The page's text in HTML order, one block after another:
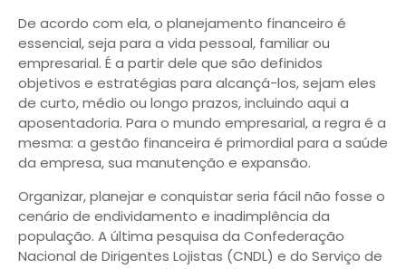
De acordo com ela, o planejamento financeiro é
essencial, seja para a vida pessoal, familiar ou
empresarial. É a partir dele que são definidos
objetivos e estratégias para alcançá-los, sejam eles
de curto, médio ou longo prazos, incluindo aqui a
aposentadoria. Para o mundo empresarial, a regra é a
mesma: a gestão financeira é primordial para a saúde
da empresa, sua manutenção e expansão.
Organizar, planejar e conquistar seria fácil não fosse o
cenário de endividamento e inadimplência da
população. A última pesquisa da Confederação
Nacional de Dirigentes Lojistas (CNDL) e do Serviço de